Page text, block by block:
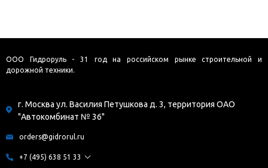
ООО Гидроруль - 31 год на российском рынке строительной и
дорожной техники.
г. Москва ул. Василия Петушкова д. 3, территория ОАО
"Автокомбинат № 36"
orders@gidrorul.ru
+7 (495) 638 51 33